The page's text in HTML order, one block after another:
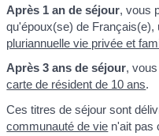
Après 1 an de séjour, vous
qu'époux(se) de
pluriannuelle vie privée et
Après 3 ans de séjour,
carte de résident de 10 ans.
Ces titres de séjour sont
communauté de vie n'ait pas